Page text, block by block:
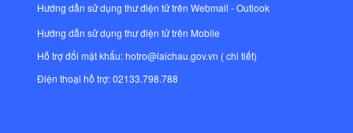
Hướng dẫn sử dụng thư điện tử trên Webmail - Outlook
Hướng dẫn sử dụng thư điện tử trên Mobile
Hỗ trợ đổi mật khẩu: hotro@laichau.gov.vn (chi tiết)
Điện thoại hỗ trợ: 02133.798.788